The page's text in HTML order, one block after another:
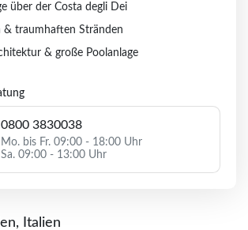
Italien
über der Costa degli Dei
& traumhaften Stränden
& große Poolanlage
0800 3830038
Mo. bis Fr. 09:00 - 18:00 Uhr
Sa. 09:00 - 13:00 Uhr